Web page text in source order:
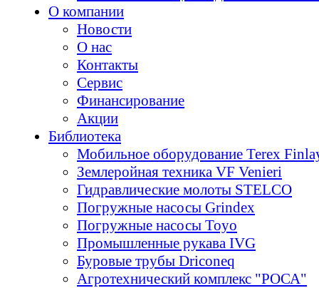
О компании
Новости
О нас
Контакты
Сервис
Финансирование
Акции
Библиотека
Мобильное оборудование Terex
Землеройная техника VF Venieri
Гидравлические молоты STELCO
Погружные насосы Grindex
Погружные насосы Toyo
Промышленные рукава IVG
Буровые трубы Driconeq
Агротехнический комплекс "РОСА"